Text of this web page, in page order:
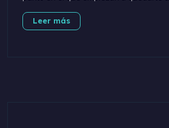
Leer más